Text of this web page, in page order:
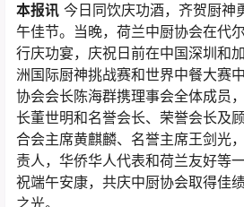
本报讯 今日同饮庆功酒，齐贺厨神
午佳节。当晚，荷兰中厨协会在代
行庆功宴，庆祝日前在中国深圳和
洲国际厨神挑战赛和世界中餐大赛
协会会长陈海群携理事会全体成员
长董世明和名誉会长、荣誉会长及
合会主席黄麒麟、名誉主席王剑光
责人，华侨华人代表和荷兰友好等
祝端午安康，共庆中厨协会取得佳
之光。